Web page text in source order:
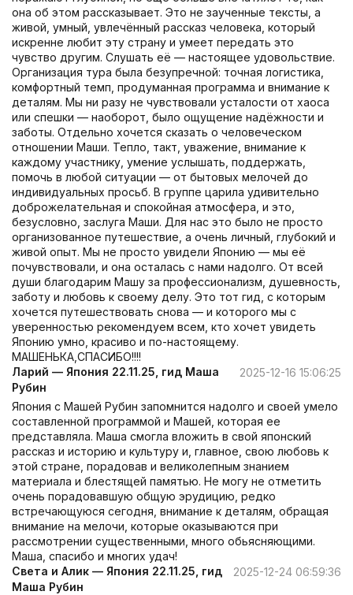
она об этом рассказывает. Это не заученные тексты, а
живой, умный, увлечённый рассказ человека, который
искренне любит эту страну и умеет передать это
чувство другим. Слушать её — настоящее удовольствие.
Организация тура была безупречной: точная логистика,
комфортный темп, продуманная программа и внимание к
деталям. Мы ни разу не чувствовали усталости от хаоса
или спешки — наоборот, было ощущение надёжности и
заботы. Отдельно хочется сказать о человеческом
отношении Маши. Тепло, такт, уважение, внимание к
каждому участнику, умение услышать, поддержать,
помочь в любой ситуации — от бытовых мелочей до
индивидуальных просьб. В группе царила удивительно
доброжелательная и спокойная атмосфера, и это,
безусловно, заслуга Маши. Для нас это было не просто
организованное путешествие, а очень личный, глубокий и
живой опыт. Мы не просто увидели Японию — мы её
почувствовали, и она осталась с нами надолго. От всей
души благодарим Машу за профессионализм, душевность,
заботу и любовь к своему делу. Это тот гид, с которым
хочется путешествовать снова — и которого мы с
уверенностью рекомендуем всем, кто хочет увидеть
Японию умно, красиво и по-настоящему.
МАШЕНЬКА,СПАСИБО!!!!
Ларий — Япония 22.11.25, гид Маша
Рубин
2025-12-16 15:06:25
Япония с Машей Рубин запомнится надолго и своей умело
составленной программой и Машей, которая ее
представляла. Маша смогла вложить в свой японский
рассказ и историю и культуру и, главное, свою любовь к
этой стране, порадовав и великолепным знанием
материала и блестящей памятью. Не могу не отметить
очень порадовавшую общую эрудицию, редко
встречающуюся сегодня, внимание к деталям, обращая
внимание на мелочи, которые оказываются при
рассмотрении существенными, много обьясняющими.
Маша, спасибо и многих удач!
Света и Алик — Япония 22.11.25, гид
Маша Рубин
2025-12-24 06:59:36